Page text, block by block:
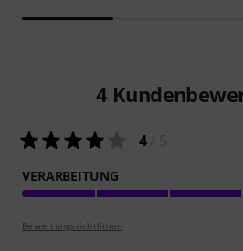
4
4/ 5
VERARBEITUNG
Bewertungsrichtlinien